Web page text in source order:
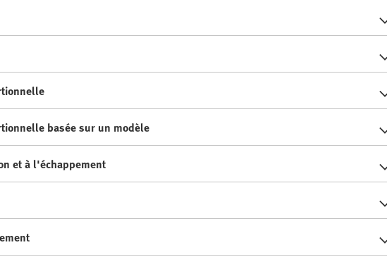
basée sur un modèle
et à l'échappement